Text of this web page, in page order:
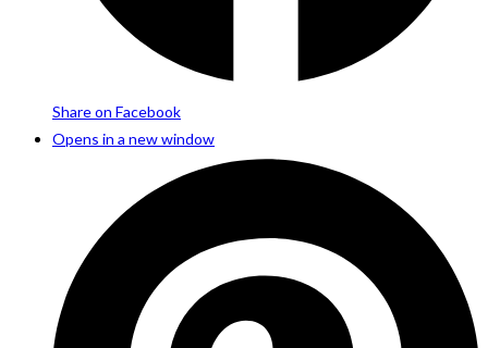
Share on Facebook
Opens in a new window